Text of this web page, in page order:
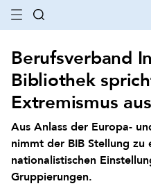
Berufsverband
Bibliothek
Extremismus aus
Aus Anlass der Europa-
nimmt der BIB Stellung zu
nationalistischen
Gruppierungen.